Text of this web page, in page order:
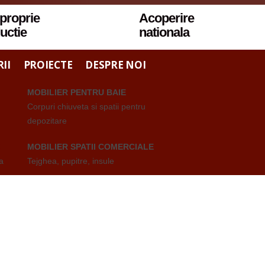
Acoperire
nationala
MOBILIER PENTRU BAIE
Corpuri chiuveta si spatii pentru
depozitare
MOBILIER SPATII COMERCIALE
Tejghea, pupitre, insule
PROIECTE DESPRE NOI